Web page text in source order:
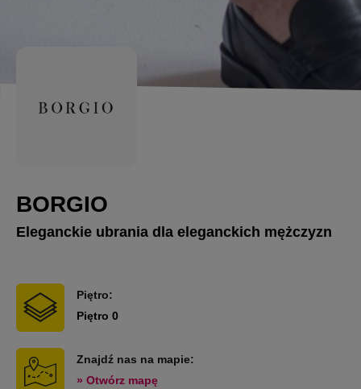
BORGIO
Eleganckie ubrania dla eleganckich mężczyzn
Piętro:
Piętro 0
Znajdź nas na mapie:
» Otwórz mapę